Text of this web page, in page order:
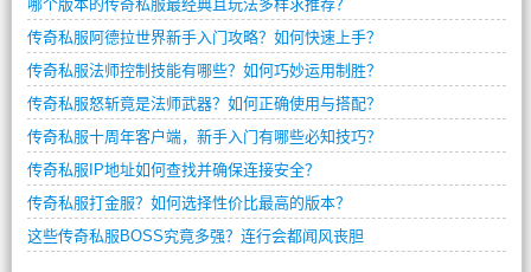
哪个版本的传奇私服最经典且玩法多样求推荐？
传奇私服阿德拉世界新手入门攻略？如何快速上手？
传奇私服法师控制技能有哪些？如何巧妙运用制胜？
传奇私服怒斩竟是法师武器？如何正确使用与搭配？
传奇私服十周年客户端，新手入门有哪些必知技巧？
传奇私服IP地址如何查找并确保连接安全？
传奇私服打金服？如何选择性价比最高的版本？
这些传奇私服BOSS究竟多强？连行会都闻风丧胆